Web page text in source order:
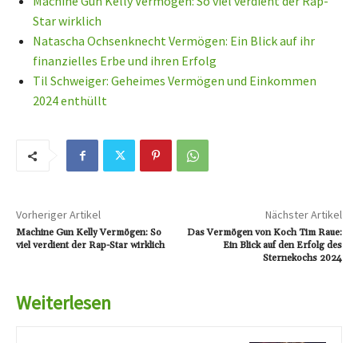
Star wirklich
Natascha Ochsenknecht Vermögen: Ein Blick auf ihr
finanzielles Erbe und ihren Erfolg
Til Schweiger: Geheimes Vermögen und Einkommen
2024 enthüllt
Vorheriger Artikel
Machine Gun Kelly Vermögen: So
viel verdient der Rap-Star wirklich
Nächster Artikel
Das Vermögen von Koch Tim Raue:
Ein Blick auf den Erfolg des
Sternekochs 2024
Weiterlesen